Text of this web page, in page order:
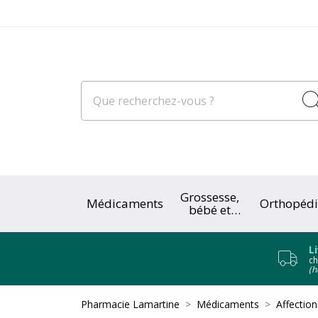
Médicaments Grossesse,
bébé et
Pharmacie Lamartine Médicaments